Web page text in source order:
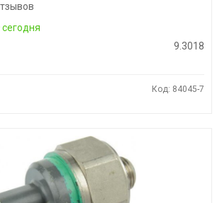
сегодня
9.3018
Код: 84045-7